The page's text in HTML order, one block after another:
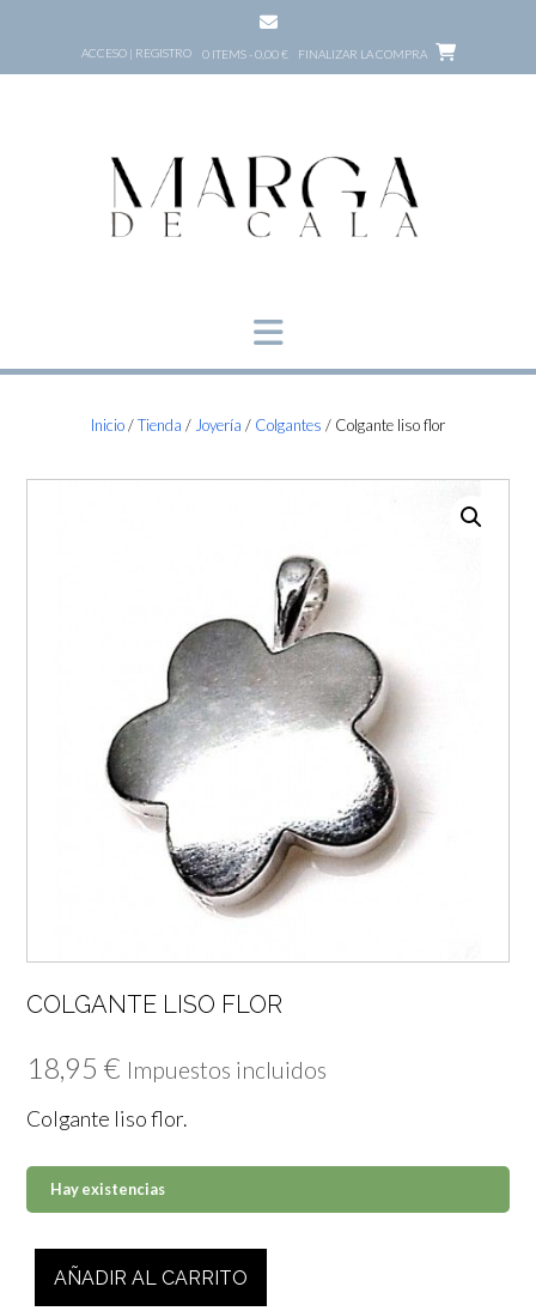
ACCESO | REGISTRO 0 ITEMS - 0,00 € FINALIZAR LA COMPRA
Inicio/Tienda / Joyería / Colgantes / Colgante liso flor
COLGANTE LISO FLOR
18,95 € Impuestos incluidos
Colgante liso flor.
Hay existencias
AÑADIR AL CARRITO